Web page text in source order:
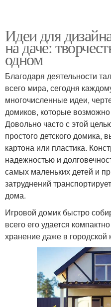
Идеи для
на даче:
одном
Благодаря деятельности
всего мира, сегодня
многочисленные идеи,
домиков, которые
Довольно часто с этой
простого детского домика,
картона или пластика.
надежностью и
самых маленьких детей и
затруднений
дома.
Игровой домик быстро
всего его удается
хранение даже в городской